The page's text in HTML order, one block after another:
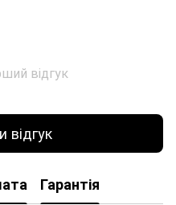
відгук
відгук
Гарантія